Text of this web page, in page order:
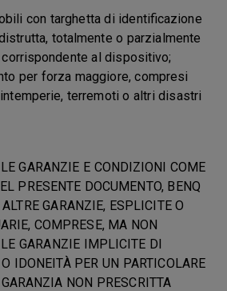
con targhetta di identificazione
totalmente o parzialmente
al dispositivo;
per forza maggiore, compresi
terremoti o altri disastri
GARANZIE E CONDIZIONI COME
PRESENTE DOCUMENTO, BENQ
GARANZIE, ESPLICITE O
COMPRESE, MA NON
GARANZIE IMPLICITE DI
IDONEITÀ PER UN PARTICOLARE
NON PRESCRITTA